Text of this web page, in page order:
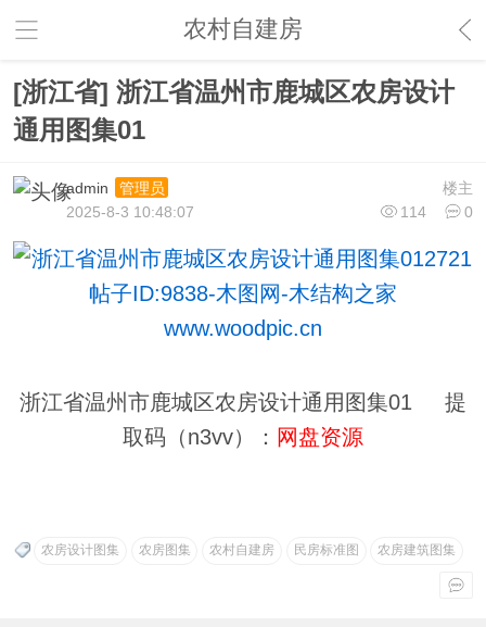
农村自建房
[浙江省] 浙江省温州市鹿城区农房设计
通用图集01
楼主
admin
管理员
114
0
2025-8-3 10:48:07
浙江省温州市鹿城区农房设计通用图集01 提
取码（n3vv）： 网盘资源
农房设计图集 农房图集 农村自建房 民房标准图 农房建筑图集